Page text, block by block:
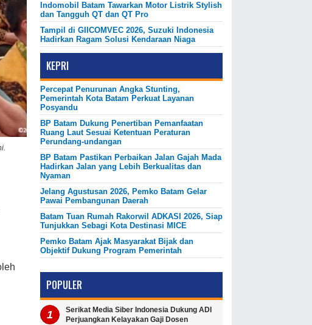
Indomobil Batam Tawarkan Motor Listrik Stylish
dan Tangguh QT dan QT Pro
Tampil di GIICOMVEC 2026, Suzuki Indonesia
Hadirkan Ragam Solusi Kendaraan Niaga
KEPRI
Percepat Penurunan Angka Stunting,
Pemerintah Kota Batam Perkuat Layanan
Posyandu
BP Batam Dukung Penertiban Pemanfaatan
Ruang Laut Sesuai Ketentuan Peraturan
Perundang-undangan
BP Batam Pastikan Perbaikan Jalan Gajah Mada
Hadirkan Jalan yang Lebih Berkualitas dan
Nyaman
Jelang Agustusan 2026, Pemko Batam Gelar
Pawai Pembangunan Daerah
Batam Tuan Rumah Rakorwil ADKASI 2026, Siap
Tunjukkan Sebagi Kota Destinasi MICE
Pemko Batam Ajak Masyarakat Bijak dan
Objektif Dukung Program Pemerintah
POPULER
Serikat Media Siber Indonesia Dukung ADI
Perjuangkan Kelayakan Gaji Dosen